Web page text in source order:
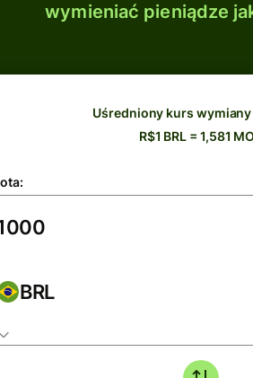
wymieniać pieniądze
Uśredniony kurs
R$1 BRL = 1,581
BRL